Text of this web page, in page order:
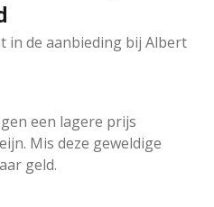
in de aanbieding bij Albert
een lagere prijs
Mis deze geweldige
geld.